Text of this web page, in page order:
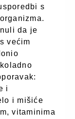
s
da je
većim
i
i mišiće
vitaminima